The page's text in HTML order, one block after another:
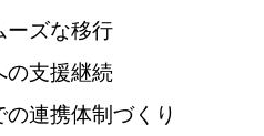
ーズな移行
の支援継続
連携体制づくり